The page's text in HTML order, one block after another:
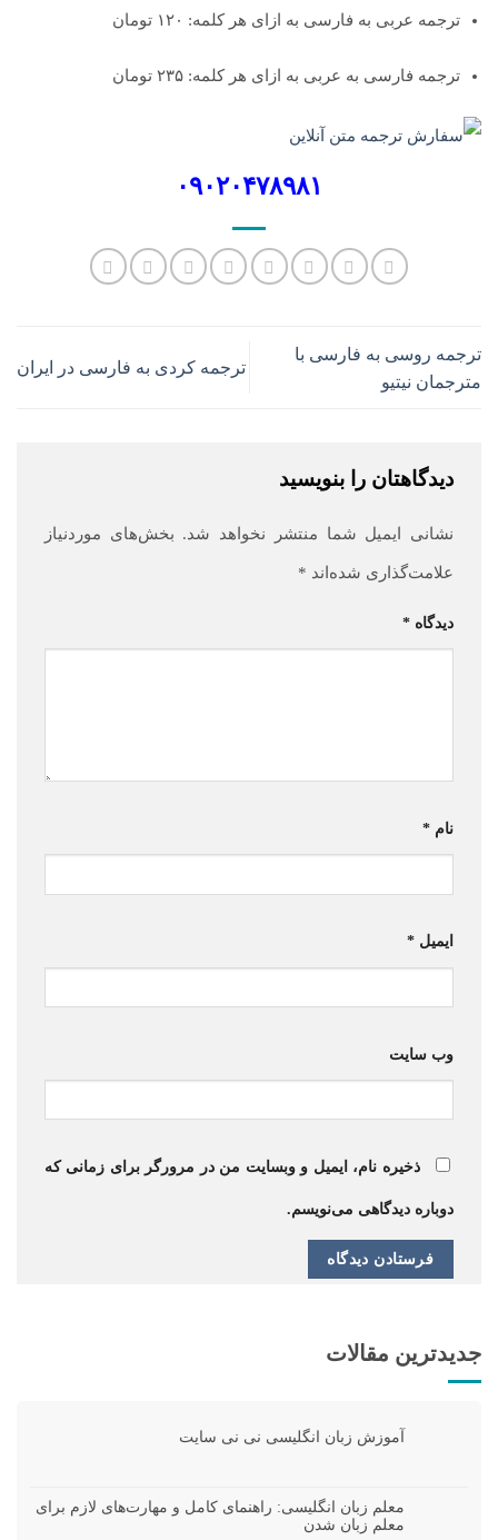
جدیدترین مقالات
آموزش زبان انگلیسی نی نی سایت
معلم زبان انگلیسی: راهنمای کامل و مهارت‌های لازم برای
معلم زبان شدن
ترجمه عربی به فارسی به ازای هر کلمه: ۱۲۰ تومان
ترجمه فارسی به عربی به ازای هر کلمه: ۲۳۵ تومان
۰۹۰۲۰۴۷۸۹۸۱
ترجمه روسی به فارسی با
مترجمان نیتیو
ترجمه کردی به فارسی در ایران
دیدگاهتان را بنویسید
نشانی ایمیل شما منتشر نخواهد شد. بخش‌های موردنیاز
علامت‌گذاری شده‌اند *
دیدگاه *
نام *
ایمیل *
وب‌ سایت
ذخیره نام، ایمیل و وبسایت من در مرورگر برای زمانی که
دوباره دیدگاهی می‌نویسم.